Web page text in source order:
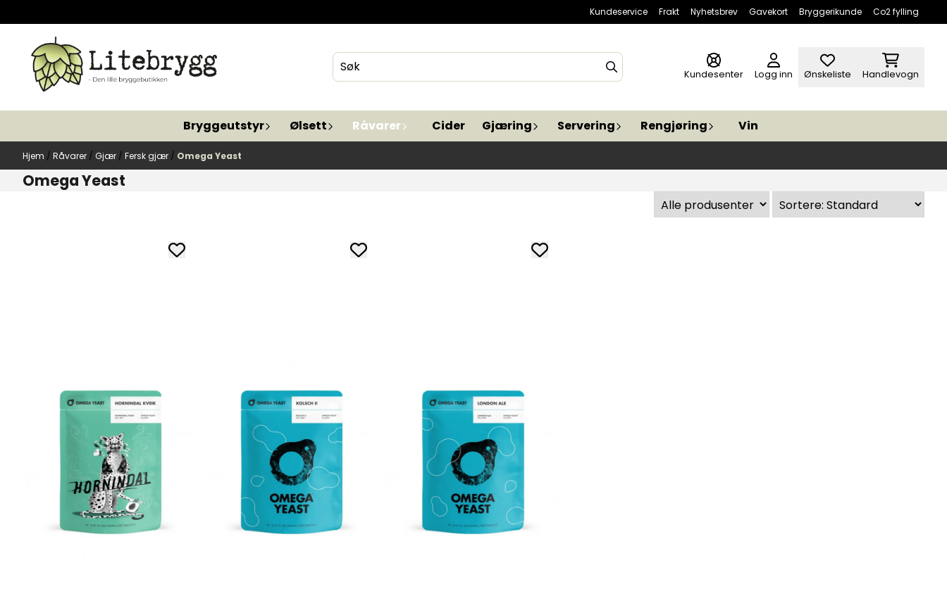
Kundeservice Frakt Nyhetsbrev Gavekort Bryggerikunde Co2 fylling
Kundesenter Logg inn Ønskeliste Handlevogn
Bryggeutstyr Ølsett Råvarer Cider Gjæring Servering Rengjøring Vin
Hjem / Råvarer / Gjær / Fersk gjær / Omega Yeast
Omega Yeast